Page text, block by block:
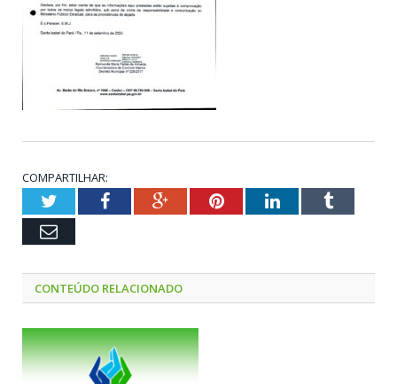
COMPARTILHAR:
TwitterFacebookGoogle+PinterestLinkedInTumblr
Email
CONTEÚDO RELACIONADO